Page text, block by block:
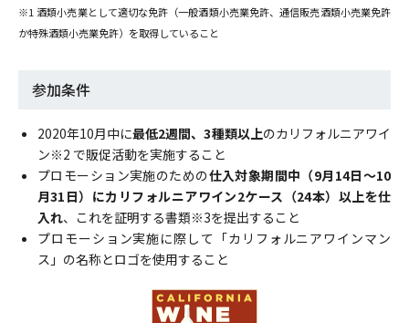
※1 酒類小売業として適切な免許（一般酒類小売業免許、通信販売酒類小売業免許
か特殊酒類小売業免許）を取得していること
参加条件
2020年10月中に最低2週間、3種類以上のカリフォルニアワイ
ン※2 で販促活動を実施すること
プロモーション実施のための仕入対象期間中（9月14日～10
月31日）にカリフォルニアワイン2ケース（24本）以上を仕
入れ、これを証明する書類※3を提出すること
プロモーション実施に際して「カリフォルニアワインマン
ス」の名称とロゴを使用すること